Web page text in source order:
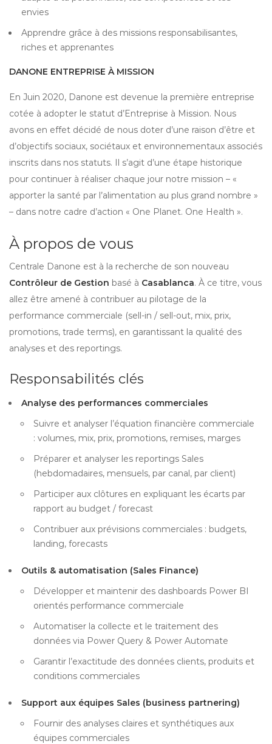
envies
Apprendre grâce à des missions responsabilisantes,
riches et apprenantes
DANONE ENTREPRISE À MISSION
En Juin 2020, Danone est devenue la première entreprise
cotée à adopter le statut d’Entreprise à Mission. Nous
avons en effet décidé de nous doter d’une raison d’être et
d’objectifs sociaux, sociétaux et environnementaux associés
inscrits dans nos statuts. Il s’agit d’une étape historique
pour continuer à réaliser chaque jour notre mission – «
apporter la santé par l’alimentation au plus grand nombre »
– dans notre cadre d’action « One Planet. One Health ».
À propos de vous
Centrale Danone est à la recherche de son nouveau
Contrôleur de Gestion basé à Casablanca. À ce titre, vous
allez être amené à contribuer au pilotage de la
performance commerciale (sell-in / sell-out, mix, prix,
promotions, trade terms), en garantissant la qualité des
analyses et des reportings.
Responsabilités clés
Analyse des performances commerciales
Suivre et analyser l’équation financière commerciale
: volumes, mix, prix, promotions, remises, marges
Préparer et analyser les reportings Sales
(hebdomadaires, mensuels, par canal, par client)
Participer aux clôtures en expliquant les écarts par
rapport au budget / forecast
Contribuer aux prévisions commerciales : budgets,
landing, forecasts
Outils & automatisation (Sales Finance)
Développer et maintenir des dashboards Power BI
orientés performance commerciale
Automatiser la collecte et le traitement des
données via Power Query & Power Automate
Garantir l’exactitude des données clients, produits et
conditions commerciales
Support aux équipes Sales (business partnering)
Fournir des analyses claires et synthétiques aux
équipes commerciales